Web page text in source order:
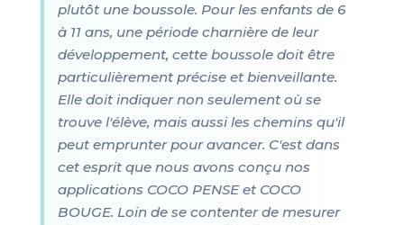
plutôt une boussole. Pour les enfants de 6
à 11 ans, une période charnière de leur
développement, cette boussole doit être
particulièrement précise et bienveillante.
Elle doit indiquer non seulement où se
trouve l'élève, mais aussi les chemins qu'il
peut emprunter pour avancer. C'est dans
cet esprit que nous avons conçu nos
applications COCO PENSE et COCO
BOUGE. Loin de se contenter de mesurer